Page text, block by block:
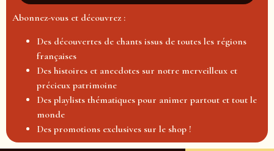
Abonnez-vous et découvrez :
Des découvertes de chants issus de toutes les régions
françaises
Des histoires et anecdotes sur notre merveilleux et
précieux patrimoine
Des playlists thématiques pour animer partout et tout le
monde
Des promotions exclusives sur le shop !